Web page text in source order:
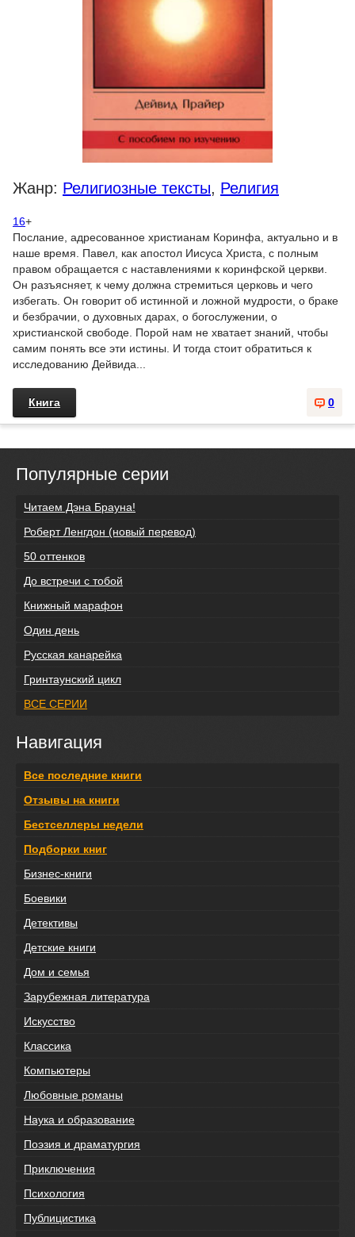
Жанр: Религиозные тексты, Религия
16+
Послание, адресованное христианам Коринфа, актуально и в
наше время. Павел, как апостол Иисуса Христа, с полным
правом обращается с наставлениями к коринфской церкви.
Он разъясняет, к чему должна стремиться церковь и чего
избегать. Он говорит об истинной и ложной мудрости, о браке
и безбрачии, о духовных дарах, о богослужении, о
христианской свободе. Порой нам не хватает знаний, чтобы
самим понять все эти истины. И тогда стоит обратиться к
исследованию Дейвида...
0
Книга
Популярные серии
Читаем Дэна Брауна!
Роберт Ленгдон (новый перевод)
50 оттенков
До встречи с тобой
Книжный марафон
Один день
Русская канарейка
Гринтаунский цикл
ВСЕ СЕРИИ
Навигация
Все последние книги
Отзывы на книги
Бестселлеры недели
Подборки книг
Бизнес-книги
Боевики
Детективы
Детские книги
Дом и семья
Зарубежная литература
Искусство
Классика
Компьютеры
Любовные романы
Наука и образование
Поэзия и драматургия
Приключения
Психология
Публицистика